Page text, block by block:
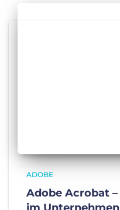
ADOBE
Adobe Acrobat